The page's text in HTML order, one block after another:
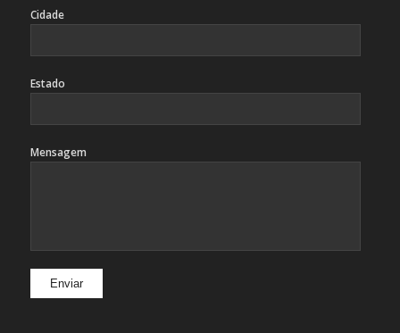
Cidade
Estado
Mensagem